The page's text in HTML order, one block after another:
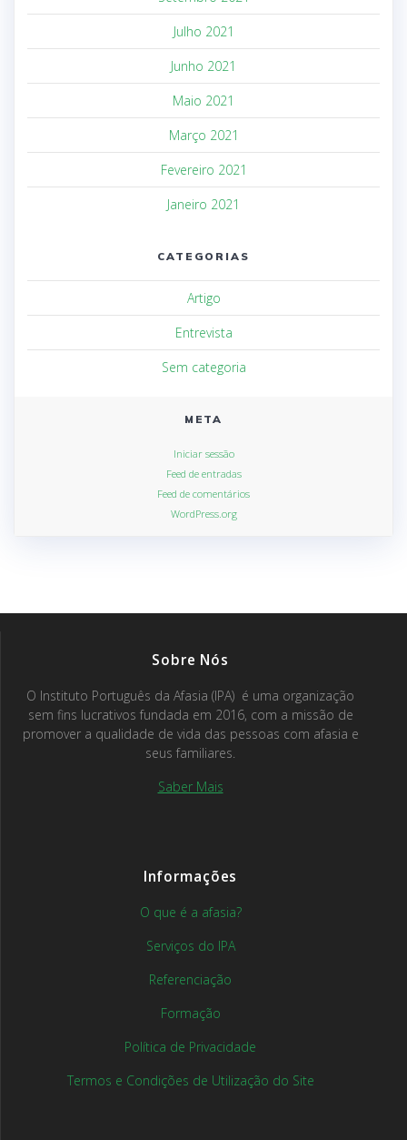
Julho 2021
Junho 2021
Maio 2021
Março 2021
Fevereiro 2021
Janeiro 2021
CATEGORIAS
Artigo
Entrevista
Sem categoria
META
Iniciar sessão
Feed de entradas
Feed de comentários
WordPress.org
Sobre Nós
O Instituto Português da Afasia (IPA) é uma organização
sem fins lucrativos fundada em 2016, com a missão de
promover a qualidade de vida das pessoas com afasia e
seus familiares.
Saber Mais
Informações
O que é a afasia?
Serviços do IPA
Referenciação
Formação
Política de Privacidade
Termos e Condições de Utilização do Site